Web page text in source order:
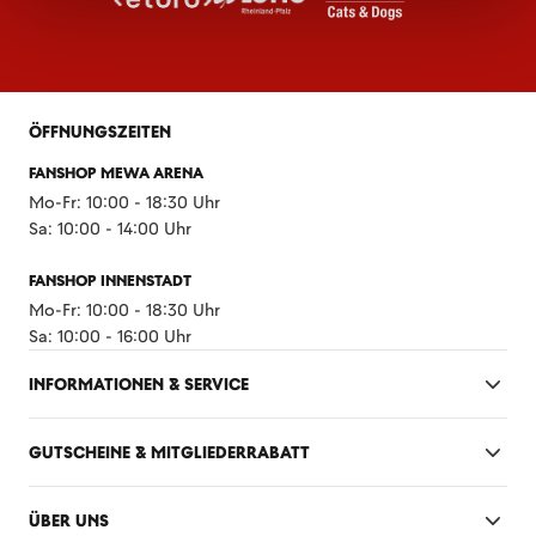
ÖFFNUNGSZEITEN
FANSHOP MEWA ARENA
Mo-Fr: 10:00 - 18:30 Uhr
Sa: 10:00 - 14:00 Uhr
FANSHOP INNENSTADT
Mo-Fr: 10:00 - 18:30 Uhr
Sa: 10:00 - 16:00 Uhr
INFORMATIONEN & SERVICE
GUTSCHEINE & MITGLIEDERRABATT
ÜBER UNS